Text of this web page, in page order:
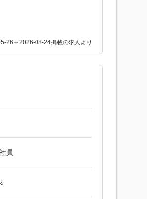
26～2026-08-24掲載の求人より
員